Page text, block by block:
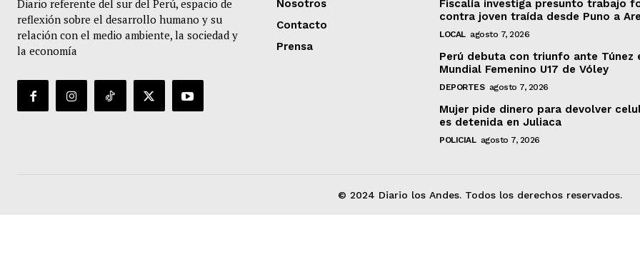
Diario referente del sur del Perú, espacio de
reflexión sobre el desarrollo humano y su
relación con el medio ambiente, la sociedad y
la economía
Nosotros
Contacto
Prensa
Fiscalía investiga presunto trabajo
contra joven traída desde Puno a
LOCAL agosto 7, 2026
Perú debuta con triunfo ante Túnez
Mundial Femenino U17 de Vóley
DEPORTES agosto 7, 2026
Mujer pide dinero para devolver
es detenida en Juliaca
POLICIAL agosto 7, 2026
© 2024 Diario los Andes. Todos los derechos reservados.